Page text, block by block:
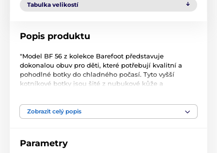
Tabulka velikostí
Popis produktu
"Model BF 56 z kolekce Barefoot představuje
dokonalou obuv pro děti, které potřebují kvalitní a
pohodlné botky do chladného počasí. Tyto vyšší
kotníkové botky jsou šité z nubukové kůže a
izolaci a maximální pohodlí.
se nevejdou do konvenčních bot. Snadné zapínání
Zobrazit celý popis
Parametry